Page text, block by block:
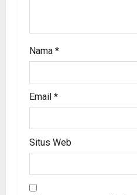
Nama *
Email *
Situs Web